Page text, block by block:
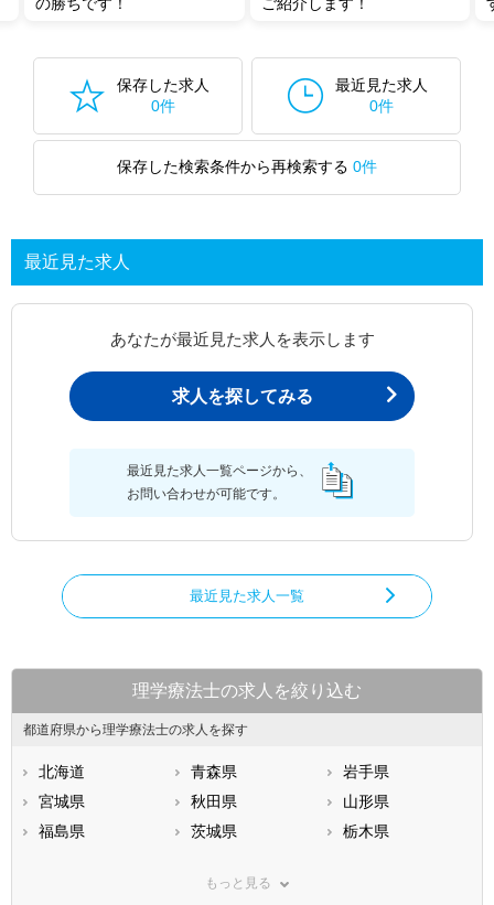
保存した求人
0件
最近見た求人
0件
保存した検索条件から再検索する 0件
最近見た求人
あなたが最近見た求人を表示します
求人を探してみる
最近見た求人一覧ページから、
お問い合わせが可能です。
最近見た求人一覧
理学療法士の求人を絞り込む
都道府県から理学療法士の求人を探す
北海道 青森県
岩手県
宮城県
秋田県
山形県
福島県
茨城県
栃木県
神奈川県
もっと見る